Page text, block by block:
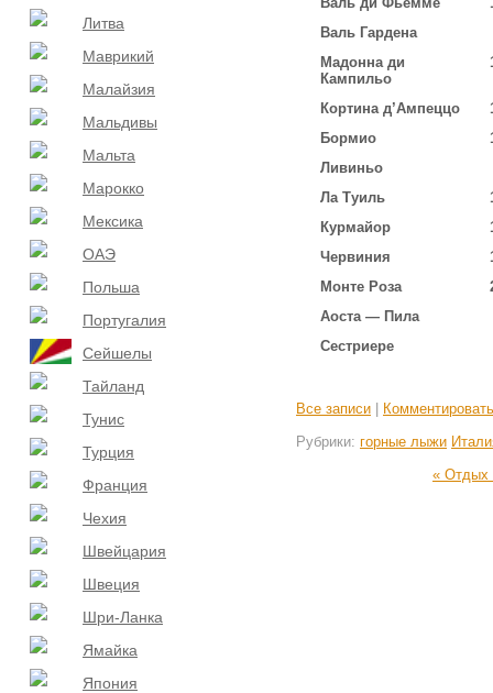
Литва
Маврикий
Малайзия
Мальдивы
Мальта
Марокко
Мексика
ОАЭ
Польша
Португалия
Сейшелы
Тайланд
Тунис
Турция
Франция
Чехия
Швейцария
Швеция
Шри-Ланка
Ямайка
Япония
Валь Гардена
Мадонна ди
Кампильо
Кортина д’Ампеццо
Бормио
Ливиньо
Ла Туиль
Курмайор
Червиния
Монте Роза
Аоста — Пила
Сестриере
Все записи
Комментировать
Рубрики: горные лыжи
« Отдых